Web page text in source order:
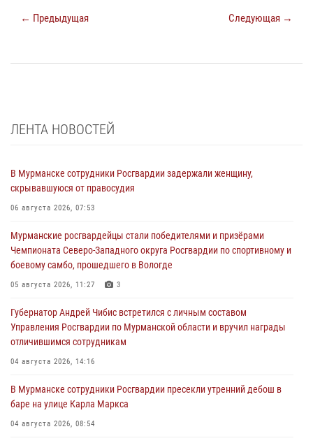
← Предыдущая Следующая →
ЛЕНТА НОВОСТЕЙ
В Мурманске сотрудники Росгвардии задержали женщину,
скрывавшуюся от правосудия
06 августа 2026, 07:53
Мурманские росгвардейцы стали победителями и призёрами
Чемпионата Северо-Западного округа Росгвардии по спортивному и
боевому самбо, прошедшего в Вологде
05 августа 2026, 11:27 3
Губернатор Андрей Чибис встретился с личным составом
Управления Росгвардии по Мурманской области и вручил награды
отличившимся сотрудникам
04 августа 2026, 14:16
В Мурманске сотрудники Росгвардии пресекли утренний дебош в
баре на улице Карла Маркса
04 августа 2026, 08:54